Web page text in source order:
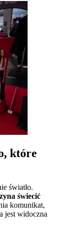
które
światło.
świecić
komunikat,
jest widoczna